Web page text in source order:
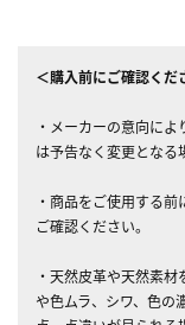
＜購入前にご確認くだ
・メーカーの意向に
は予告なく変更となる
・商品をご使用する
ご確認ください。
・天然皮革や天然素
や色ムラ、シワ、色の